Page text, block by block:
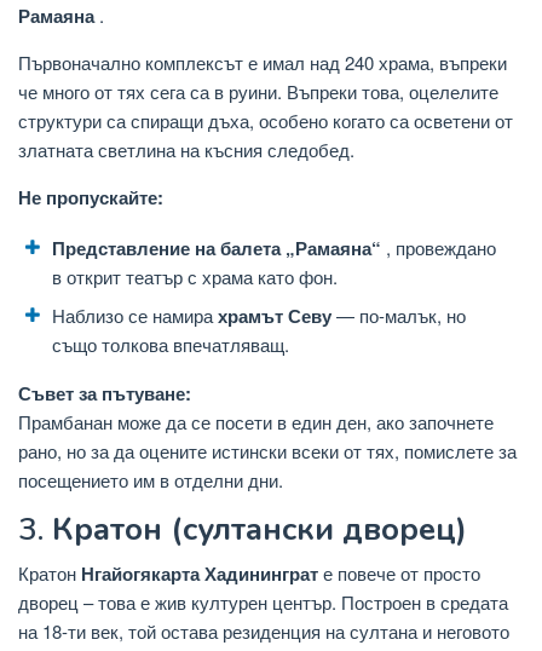
Рамаяна.
Първоначално комплексът е имал над 240 храма, въпреки
че много от тях сега са в руини. Въпреки това, оцелелите
структури са спиращи дъха, особено когато са осветени от
златната светлина на късния следобед.
Не пропускайте:
Представление на балета „Рамаяна“ , провеждано
в открит театър с храма като фон.
Наблизо се намирахрамът Севу— по-малък, но
също толкова впечатляващ.
Съвет за пътуване:
Прамбанан може да се посети в един ден, ако започнете
рано, но за да оцените истински всеки от тях, помислете за
посещението им в отделни дни.
3. Кратон (султански дворец)
Кратон Нгайогякарта Хадининграте повече от просто
дворец – това е жив културен център. Построен в средата
на 18-ти век, той остава резиденция на султана и неговото